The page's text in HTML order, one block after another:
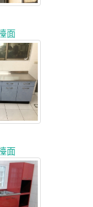
面
面